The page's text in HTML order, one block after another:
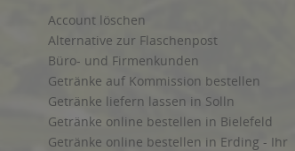
Account löschen
Alternative zur Flaschenpost
Büro- und Firmenkunden
Getränke auf Kommission bestellen
Getränke liefern lassen in Solln
Getränke online bestellen in Bielefeld
Getränke online bestellen in Erding - Ihr